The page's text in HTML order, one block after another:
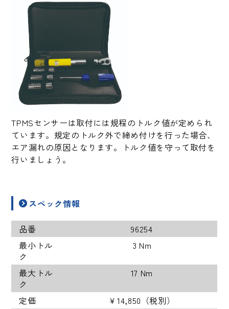
TPMSセンサーは取付には規程のトルク値が定められ
ています。規定のトルク外で締め付けを行った場合、
エア漏れの原因となります。トルク値を守って取付を
行いましょう。
スペック情報
品番
96254
最小トル
ク
3 Nm
最大トル
ク
17 Nm
定価
￥14,850（税別）